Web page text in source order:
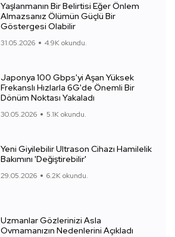
Yaşlanmanın Bir Belirtisi Eğer Önlem
Almazsanız Ölümün Güçlü Bir
Göstergesi Olabilir
31.05.2026 4.9K okundu.
Japonya 100 Gbps'yi Aşan Yüksek
Frekanslı Hızlarla 6G'de Önemli Bir
Dönüm Noktası Yakaladı
30.05.2026 5.1K okundu.
Yeni Giyilebilir Ultrason Cihazı Hamilelik
Bakımını 'Değiştirebilir'
29.05.2026 6.2K okundu.
Uzmanlar Gözlerinizi Asla
Ovmamanızın Nedenlerini Açıkladı